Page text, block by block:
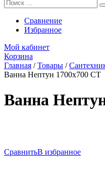
Сравнение
Избранное
Мой кабинет
Корзина
Главная /Товары /
Ванна Нептун 1700х700 СТ
Ванна
СравнитьВ избранное